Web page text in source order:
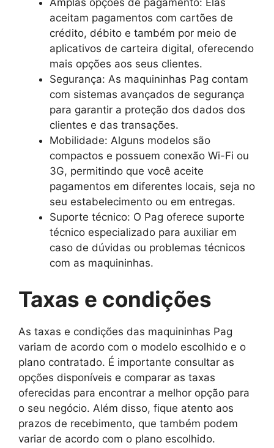
aceitam pagamentos com cartões de
crédito, débito e também por meio de
aplicativos de carteira digital, oferecendo
mais opções aos seus clientes.
Segurança: As maquininhas Pag contam
com sistemas avançados de segurança
para garantir a proteção dos dados dos
clientes e das transações.
Mobilidade: Alguns modelos são
compactos e possuem conexão Wi-Fi ou
3G, permitindo que você aceite
pagamentos em diferentes locais, seja no
seu estabelecimento ou em entregas.
Suporte técnico: O Pag oferece suporte
técnico especializado para auxiliar em
caso de dúvidas ou problemas técnicos
com as maquininhas.
Taxas e condições
As taxas e condições das maquininhas Pag
variam de acordo com o modelo escolhido e o
plano contratado. É importante consultar as
opções disponíveis e comparar as taxas
oferecidas para encontrar a melhor opção para
o seu negócio. Além disso, fique atento aos
prazos de recebimento, que também podem
variar de acordo com o plano escolhido.